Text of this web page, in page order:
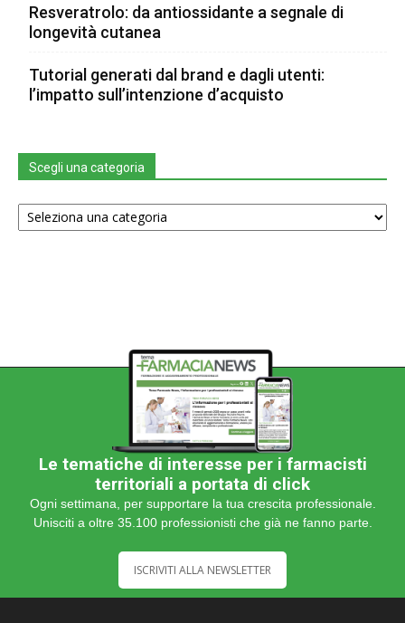
Resveratrolo: da antiossidante a segnale di
longevità cutanea
Tutorial generati dal brand e dagli utenti:
l’impatto sull’intenzione d’acquisto
Scegli una categoria
Scegli
una
Le tematiche di interesse per i farmacisti
territoriali a portata di click
Ogni settimana, per supportare la tua crescita professionale.
Unisciti a oltre 35.100 professionisti che già ne fanno parte.
ISCRIVITI ALLA NEWSLETTER